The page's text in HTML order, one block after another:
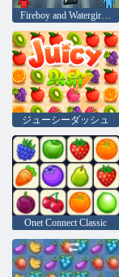
Fireboy and Watergirl 4：クリスタル寺院
ジューシーダッシュ
Onet Connect Classic